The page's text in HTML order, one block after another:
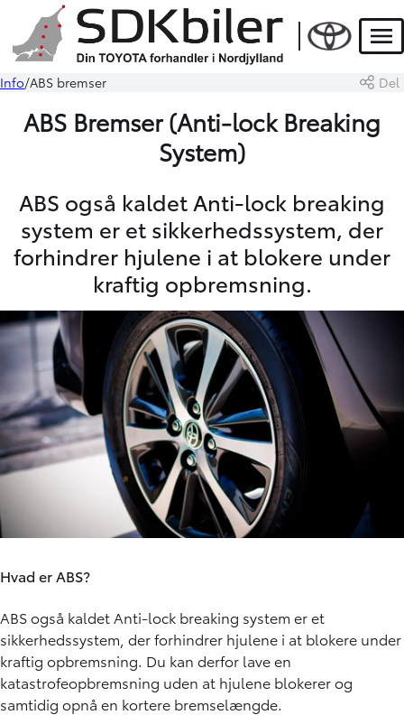
Info ABS bremser Del
ABS Bremser (Anti-lock Breaking
System)
ABS også kaldet Anti-lock breaking
system er et sikkerhedssystem, der
forhindrer hjulene i at blokere under
kraftig opbremsning.
Hvad er ABS?
ABS også kaldet Anti-lock breaking system er et
sikkerhedssystem, der forhindrer hjulene i at blokere under
kraftig opbremsning. Du kan derfor lave en
katastrofeopbremsning uden at hjulene blokerer og
samtidig opnå en kortere bremselængde.